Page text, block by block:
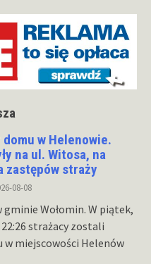
w Helenowie.
na ul. Witosa, na
zastępów straży
08-08
gminie Wołomin. W piątek,
strażacy zostali
w miejscowości Helenów